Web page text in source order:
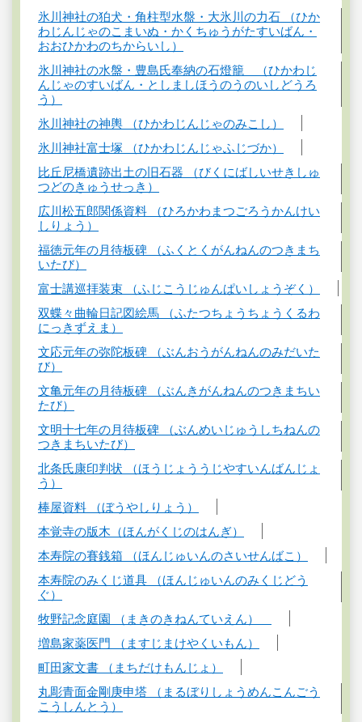
氷川神社の狛犬・角柱型水盤・大氷川の力石 （ひか
わじんじゃのこまいぬ・かくちゅうがたすいばん・
おおひかわのちからいし）
氷川神社の水盤・豊島氏奉納の石燈籠 （ひかわじ
んじゃのすいばん・としましほうのうのいしどうろ
う）
氷川神社の神輿 （ひかわじんじゃのみこし）
氷川神社富士塚 （ひかわじんじゃふじづか）
比丘尼橋遺跡出土の旧石器 （びくにばしいせきしゅ
つどのきゅうせっき）
広川松五郎関係資料 （ひろかわまつごろうかんけい
しりょう）
福徳元年の月待板碑 （ふくとくがんねんのつきまち
いたび）
富士講巡拝装束 （ふじこうじゅんぱいしょうぞく）
双蝶々曲輪日記図絵馬 （ふたつちょうちょうくるわ
にっきずえま）
文応元年の弥陀板碑 （ぶんおうがんねんのみだいた
び）
文亀元年の月待板碑 （ぶんきがんねんのつきまちい
たび）
文明十七年の月待板碑 （ぶんめいじゅうしちねんの
つきまちいたび）
北条氏康印判状 （ほうじょううじやすいんばんじょ
う）
棒屋資料 （ぼうやしりょう）
本覚寺の版木（ほんがくじのはんぎ）
本寿院の賽銭箱 （ほんじゅいんのさいせんばこ）
本寿院のみくじ道具 （ほんじゅいんのみくじどう
ぐ）
牧野記念庭園 （まきのきねんていえん）
増島家薬医門 （ますじまけやくいもん）
町田家文書 （まちだけもんじょ）
丸彫青面金剛庚申塔 （まるぼりしょうめんこんごう
こうしんとう）